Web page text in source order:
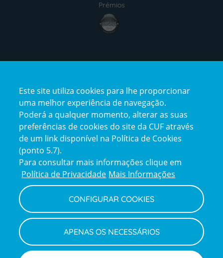
Prémios
award4
certification2certification3
Reclamações
e
elogios
Policy
Política de Privacidade e Cookies
Termos e Condições
Declaração de Acessibilidade
Canal de Denúncias
Informações legais
Este site utiliza cookies para lhe proporcionar
uma melhor experiência de navegação.
Poderá a qualquer momento, alterar as suas
preferências de cookies do site da CUF através
de um link disponível na Política de Cookies
(ponto 5.7).
Para consultar mais informações clique em
Política de Privacidade Mais Informações
CONFIGURAR COOKIES
APENAS OS NECESSÁRIOS